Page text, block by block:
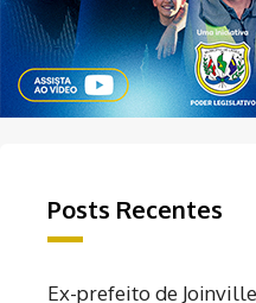
Posts Recentes
Ex-prefeito de